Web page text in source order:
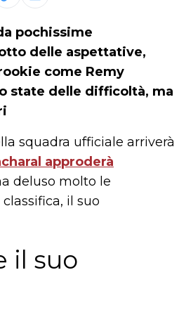
pochissime
delle aspettative,
come Remy
state delle difficoltà, ma
squadra ufficiale arriverà
approderà
deluso molto le
il suo
il suo